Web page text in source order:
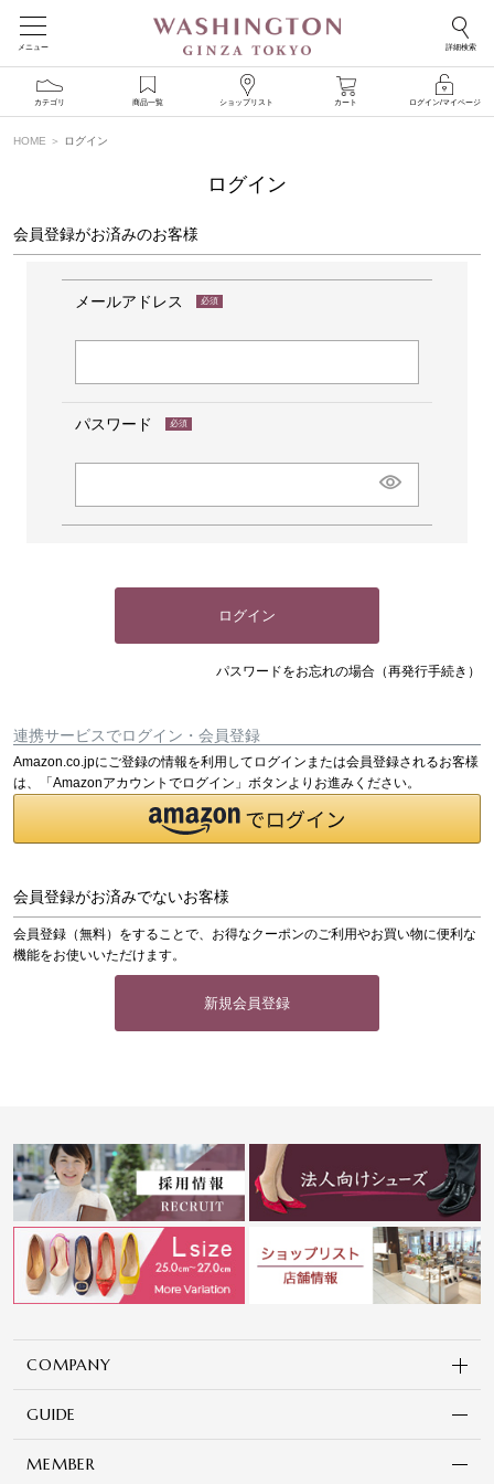
メニュー 詳細検索
カテゴリ 商品一覧 ショップリスト カート ログイン/マイページ
HOME ログイン
ログイン
会員登録がお済みのお客様
メールアドレス
パスワード
ログイン
パスワードをお忘れの場合（再発行手続き）
連携サービスでログイン・会員登録
Amazon.co.jpにご登録の情報を利用してログインまたは会員登録されるお客様
は、「Amazonアカウントでログイン」ボタンよりお進みください。
会員登録がお済みでないお客様
会員登録（無料）をすることで、お得なクーポンのご利用やお買い物に便利な
機能をお使いいただけます。
新規会員登録
COMPANY
GUIDE
MEMBER